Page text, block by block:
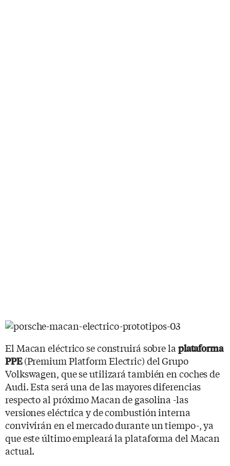
El Macan eléctrico se construirá sobre la plataforma
PPE(Premium Platform Electric) del Grupo
Volkswagen, que se utilizará también en coches de
Audi. Esta será una de las mayores diferencias
respecto al próximo Macan de gasolina -las
versiones eléctrica y de combustión interna
convivirán en el mercado durante un tiempo-, ya
que este último empleará la plataforma del Macan
actual.